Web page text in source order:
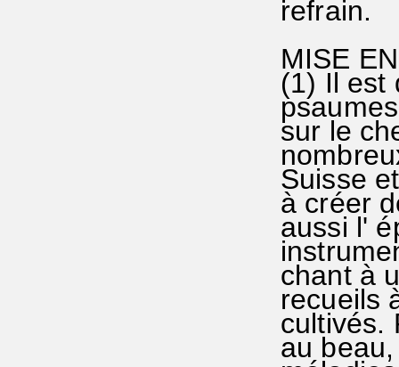
refrain.
MISE
(1) Il est
sur le
Suisse
à créer
aussi l'
chant à
recueils
cultivés.
au